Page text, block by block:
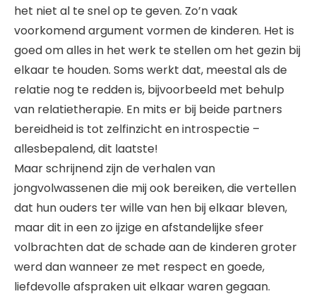
het niet al te snel op te geven. Zo’n vaak
voorkomend argument vormen de kinderen. Het is
goed om alles in het werk te stellen om het gezin bij
elkaar te houden. Soms werkt dat, meestal als de
relatie nog te redden is, bijvoorbeeld met behulp
van relatietherapie. En mits er bij beide partners
bereidheid is tot zelfinzicht en introspectie –
allesbepalend, dit laatste!
Maar schrijnend zijn de verhalen van
jongvolwassenen die mij ook bereiken, die vertellen
dat hun ouders ter wille van hen bij elkaar bleven,
maar dit in een zo ijzige en afstandelijke sfeer
volbrachten dat de schade aan de kinderen groter
werd dan wanneer ze met respect en goede,
liefdevolle afspraken uit elkaar waren gegaan.